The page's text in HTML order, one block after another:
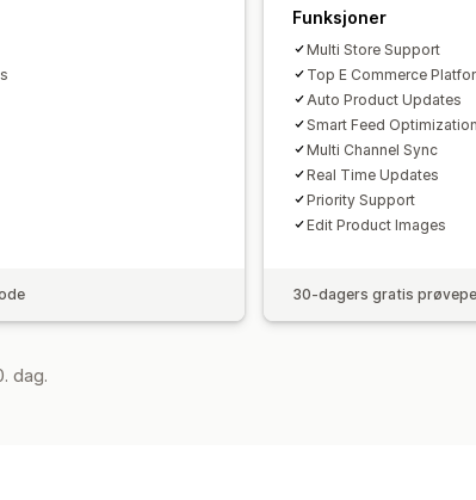
Funksjoner
Multi Store Support
Top E Commerce
Auto Product Updates
Smart Feed Optimization
Multi Channel Sync
Real Time Updates
Priority Support
Edit Product Images
30-dagers gratis
dag.